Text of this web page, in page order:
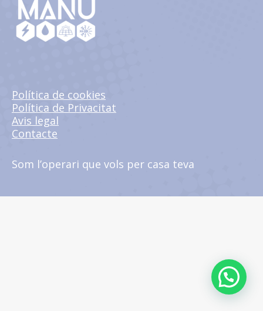
Política de cookies
Política de Privacitat
Avis legal
Contacte
Som l’operari que vols per casa teva